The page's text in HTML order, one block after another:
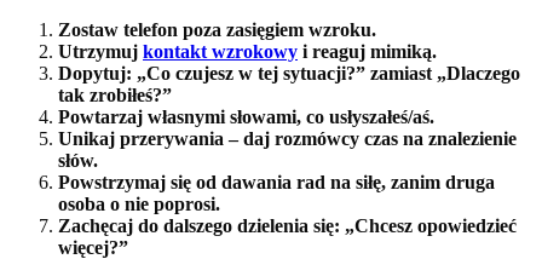
Zostaw telefon poza zasięgiem wzroku.
Utrzymuj kontakt wzrokowy i reaguj mimiką.
Dopytuj: „Co czujesz w tej sytuacji?” zamiast „Dlaczego
tak zrobiłeś?”
Powtarzaj własnymi słowami, co usłyszałeś/aś.
Unikaj przerywania – daj rozmówcy czas na znalezienie
słów.
Powstrzymaj się od dawania rad na siłę, zanim druga
osoba o nie poprosi.
Zachęcaj do dalszego dzielenia się: „Chcesz opowiedzieć
więcej?”